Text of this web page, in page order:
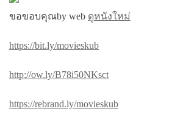
ขอขอบคุณby web ดูหนังใหม่
https://bit.ly/movieskub
http://ow.ly/B78i50NKsct
https://rebrand.ly/movieskub